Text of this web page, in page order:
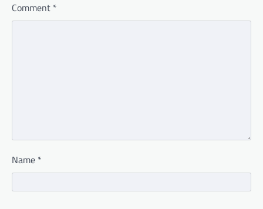
Comment *
Name *